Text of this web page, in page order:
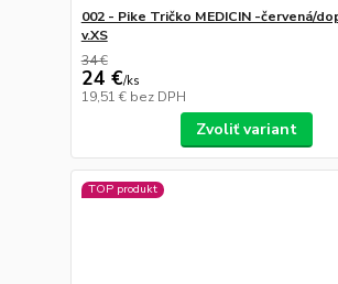
002 - Pike Tričko MEDICIN -červená/
v.XS
34 €
24 €/ks
19,51 € bez DPH
Zvoliť variant
TOP produkt